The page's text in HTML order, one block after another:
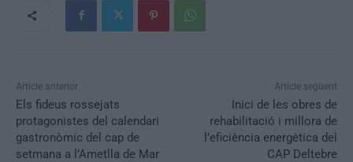
Article anterior
Els fideus rossejats
protagonistes del calendari
gastronòmic del cap de
setmana a l’Ametlla de Mar
Article següent
Inici de les obres de
rehabilitació i millora de
l’eficiència energètica del
CAP Deltebre